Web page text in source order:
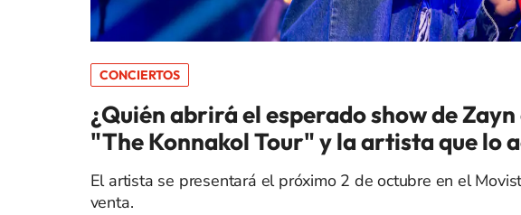
CONCIERTOS
¿Quién abrirá el esperado show de
"The Konnakol Tour" y la artista que lo
El artista se presentará el próximo 2 de octubre en el
venta.